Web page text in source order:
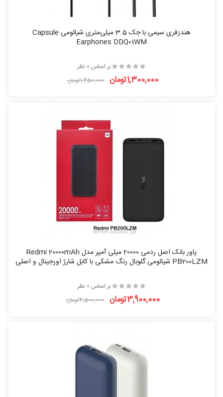
هندزفری سیمی با جک 3.5 میلی‌متری شیائومی Capsule
Earphones DDQ01WM
بر اساس 0 نظر
1,300,000تومان 1,450,000تومان
پاور بانک اصل ردمی 20000 میلی آمپر مدل Redmi 20000mAh
PB200LZM شیائومی گلوبال رنگ مشکی با کابل شارژ اورجینال و اصلی
بر اساس 0 نظر
3,900,000تومان 4,500,000تومان